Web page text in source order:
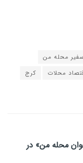
سفیر محله من
محلات
کرج
محله من» در